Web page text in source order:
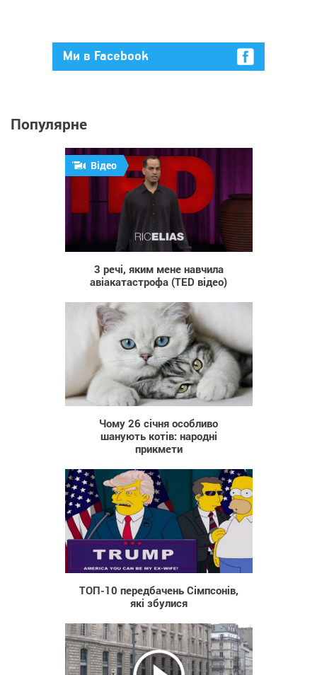
Ми в Facebook
Популярне
1 105
Відео
3 речі, яким мене навчила
авіакатастрофа (TED відео)
565
Чому 26 січня особливо
шанують котів: народні
прикмети
475
ТОП-10 передбачень Сімпсонів,
які збулися